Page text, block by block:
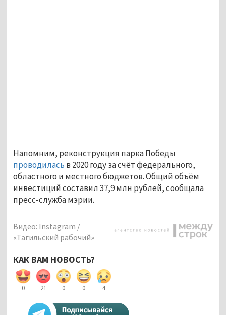
Напомним, реконструкция парка Победы
проводилась в 2020 году за счёт федерального,
областного и местного бюджетов. Общий объём
инвестиций составил 37,9 млн рублей, сообщала
пресс-служба мэрии.
Видео: Instagram /
«Тагильский рабочий»
КАК ВАМ НОВОСТЬ?
0 21 0 0 4